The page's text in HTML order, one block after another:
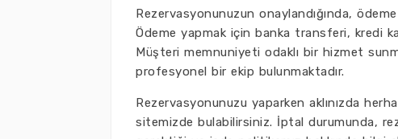
Rezervasyonunuzun onaylandığında,
Ödeme yapmak için banka transferi, kredi
Müşteri memnuniyeti odaklı bir hizmet
profesyonel bir ekip bulunmaktadır.
Rezervasyonunuzu yaparken aklınızda
sitemizde bulabilirsiniz. İptal durumunda,